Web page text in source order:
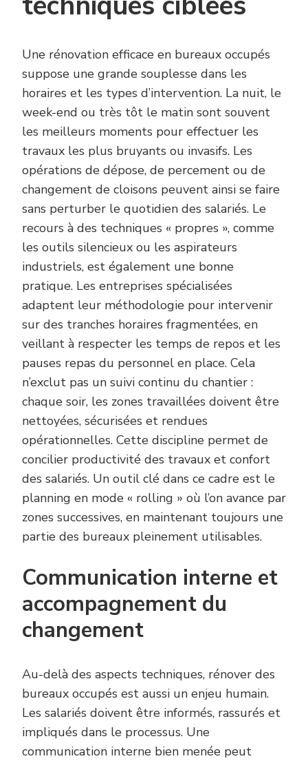
Une rénovation efficace en bureaux occupés
suppose une grande souplesse dans les
horaires et les types d’intervention. La nuit, le
week-end ou très tôt le matin sont souvent
les meilleurs moments pour effectuer les
travaux les plus bruyants ou invasifs. Les
opérations de dépose, de percement ou de
changement de cloisons peuvent ainsi se faire
sans perturber le quotidien des salariés. Le
recours à des techniques « propres », comme
les outils silencieux ou les aspirateurs
industriels, est également une bonne
pratique. Les entreprises spécialisées
adaptent leur méthodologie pour intervenir
sur des tranches horaires fragmentées, en
veillant à respecter les temps de repos et les
pauses repas du personnel en place. Cela
n’exclut pas un suivi continu du chantier :
chaque soir, les zones travaillées doivent être
nettoyées, sécurisées et rendues
opérationnelles. Cette discipline permet de
concilier productivité des travaux et confort
des salariés. Un outil clé dans ce cadre est le
planning en mode « rolling » où l’on avance par
zones successives, en maintenant toujours une
partie des bureaux pleinement utilisables.
Communication interne et
accompagnement du
changement
Au-delà des aspects techniques, rénover des
bureaux occupés est aussi un enjeu humain.
Les salariés doivent être informés, rassurés et
impliqués dans le processus. Une
communication interne bien menée peut